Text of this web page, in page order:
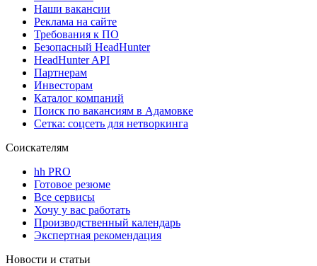
Наши вакансии
Реклама на сайте
Требования к ПО
Безопасный HeadHunter
HeadHunter API
Партнерам
Инвесторам
Каталог компаний
Поиск по вакансиям в Адамовке
Сетка: соцсеть для нетворкинга
Соискателям
hh PRO
Готовое резюме
Все сервисы
Хочу у вас работать
Производственный календарь
Экспертная рекомендация
Новости и статьи